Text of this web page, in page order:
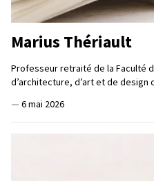
Marius Thériault
Professeur retraité de la Faculté
d’architecture, d’art et de design
— 6 mai 2026